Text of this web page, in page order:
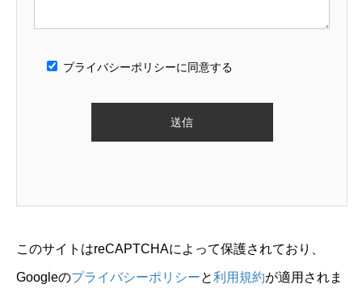
プライバシーポリシーに同意する
このサイトはreCAPTCHAによって保護されており、
Googleのプライバシーポリシーと利用規約が適用されま